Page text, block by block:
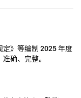
定》等编制 2025年度
确、完整。